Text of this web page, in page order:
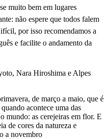
muito bem em lugares
não espere que todos falem
por isso recomendamos a
e facilite o andamento da
Nara Hiroshima e Alpes
de março a maio, que é
acontece uma das
mundo: as cerejeiras em flor. E
de cores da natureza e
a novembro